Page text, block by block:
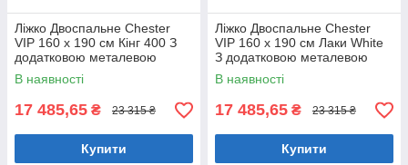
Ліжко Двоспальне Chester
VIP 160 х 190 см Кінг 400 З
додатковою металевою
цільнозварною рамою C1
Білий
В наявності
17 485,65 ₴ 23 315 ₴
Купити
Ліжко Двоспальне Chester
VIP 160 х 190 см Лаки White
З додатковою металевою
цільнозварною рамою Білий
В наявності
17 485,65 ₴ 23 315 ₴
Купити